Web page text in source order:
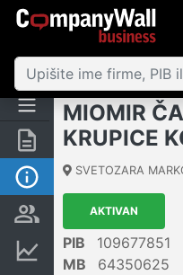
Rezime
Osnovni podaci
Vlasnička struktura
Finansijski podaci
MIOMIR
KRUPICE
SVETOZARA
AKTIVAN
PIB
109677851
MB
64350625